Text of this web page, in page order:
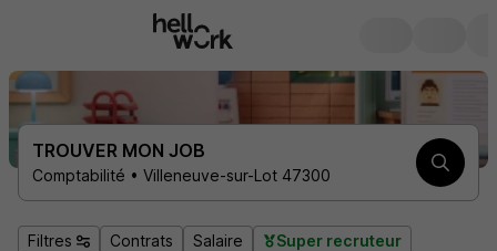
TROUVER MON JOB
Comptabilité • Villeneuve-sur-Lot 47300
Filtres Contrats Salaire Super recruteur